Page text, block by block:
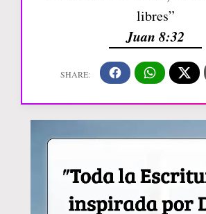
libres”
Juan 8:32